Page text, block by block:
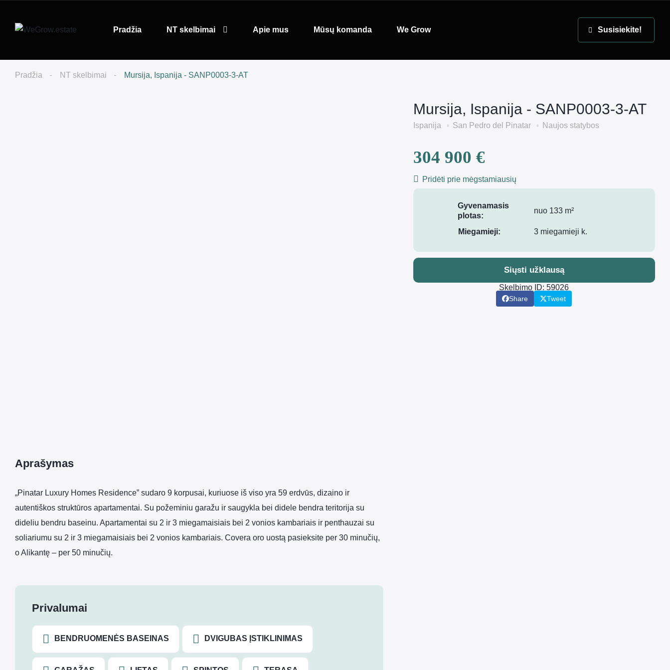
Pradžia NT skelbimai Apie mus Mūsų komanda We Grow Susisiekite!
Pradžia NT skelbimai Mursija, Ispanija - SANP0003-3-AT
Aprašymas
„Pinatar Luxury Homes Residence” sudaro 9 korpusai, kuriuose iš viso yra 59 erdvūs, dizaino ir
autentiškos struktūros apartamentai. Su požeminiu garažu ir saugykla bei didele bendra teritorija su
dideliu bendru baseinu. Apartamentai su 2 ir 3 miegamaisiais bei 2 vonios kambariais ir penthauzai su
soliariumu su 2 ir 3 miegamaisiais bei 2 vonios kambariais. Covera oro uostą pasieksite per 30 minučių,
o Alikantę – per 50 minučių.
Privalumai
BENDRUOMENĖS BASEINAS DVIGUBAS ĮSTIKLINIMAS
Mursija, Ispanija - SANP0003-3-AT
Ispanija San Pedro del Pinatar Naujos statybos
304 900 €
Pridėti prie mėgstamiausių
Gyvenamasis
plotas:
nuo 133 m²
Miegamieji: 3 miegamieji k.
Siųsti užklausą
Skelbimo ID: 59026
Share Tweet